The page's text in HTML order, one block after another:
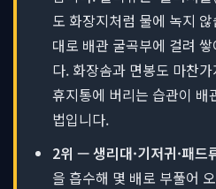
도 화장지처럼 물에 녹지
대로 배관 굴곡부에 걸려
다. 화장솜과 면봉도 마찬
휴지통에 버리는 습관이 배
법입니다.
2위 — 생리대·기저귀·패드
을 흡수해 몇 배로 부풀어